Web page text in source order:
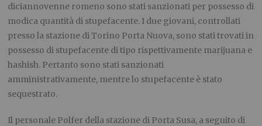
diciannovenne romeno sono stati sanzionati per possesso di
modica quantità di stupefacente. I due giovani, controllati
presso la stazione di Torino Porta Nuova, sono stati trovati in
possesso di stupefacente di tipo rispettivamente marijuana e
hashish. Pertanto sono stati sanzionati
amministrativamente, mentre lo stupefacente è stato
sequestrato.
Il personale Polfer della stazione di Porta Susa, a seguito di